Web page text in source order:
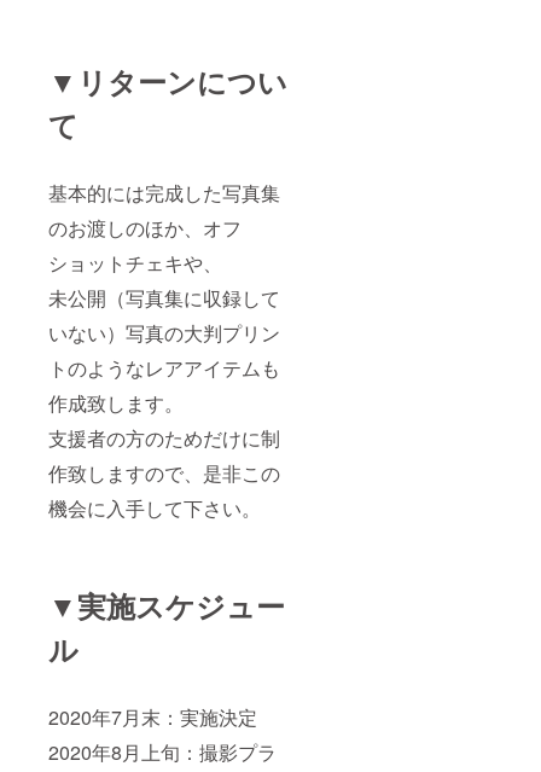
▼リターンについ
て
基本的には完成した写真集
のお渡しのほか、オフ
ショットチェキや、
未公開（写真集に収録して
いない）写真の大判プリン
トのようなレアアイテムも
作成致します。
支援者の方のためだけに制
作致しますので、是非この
機会に入手して下さい。
▼実施スケジュー
ル
2020年7月末：実施決定
2020年8月上旬：撮影プラ